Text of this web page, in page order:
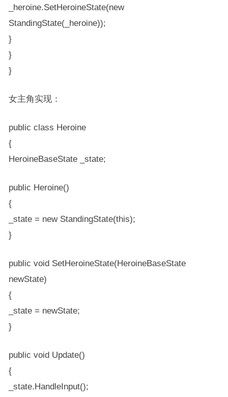
_heroine.SetHeroineState(new
StandingState(_heroine));
}
}
}
女主角实现：
public class Heroine
{
HeroineBaseState _state;
public Heroine()
{
_state = new StandingState(this);
}
public void SetHeroineState(HeroineBaseState
newState)
{
_state = newState;
}
public void Update()
{
_state.HandleInput();